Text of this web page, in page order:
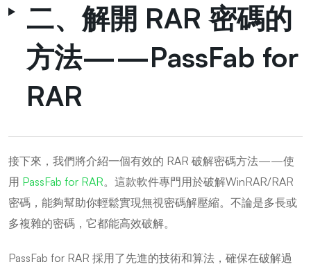
二、解開 RAR 密碼的
方法——PassFab for
RAR
接下來，我們將介紹一個有效的 RAR 破解密碼方法——使
用 PassFab for RAR。這款軟件專門用於破解WinRAR/RAR
密碼，能夠幫助你輕鬆實現無視密碼解壓縮。不論是多長或
多複雜的密碼，它都能高效破解。
PassFab for RAR 採用了先進的技術和算法，確保在破解過